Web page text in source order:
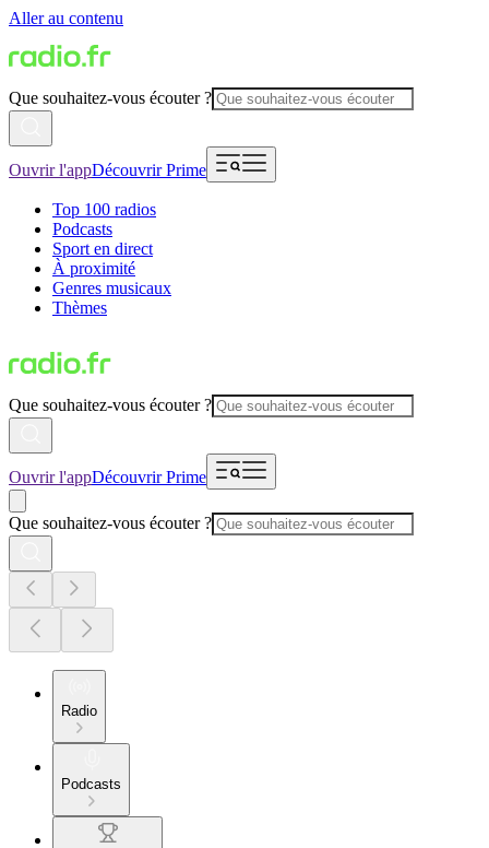
Aller au contenu
Que souhaitez-vous écouter ?
Ouvrir l'appDécouvrir Prime
Top 100 radios
Podcasts
Sport en direct
À proximité
Genres musicaux
Thèmes
Que souhaitez-vous écouter ?
Ouvrir l'appDécouvrir Prime
Que souhaitez-vous écouter ?
Radio
Podcasts